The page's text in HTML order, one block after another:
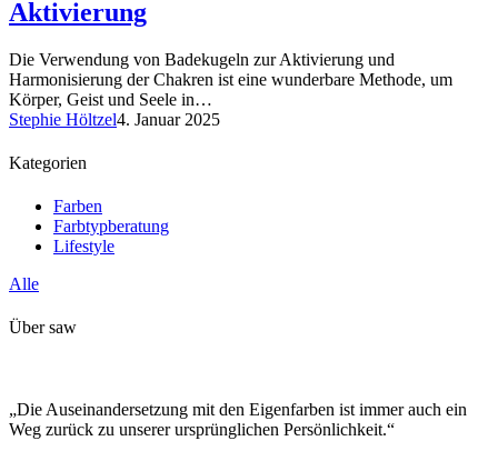
Aktivierung
Die Verwendung von Badekugeln zur Aktivierung und
Harmonisierung der Chakren ist eine wunderbare Methode, um
Körper, Geist und Seele in…
Stephie Höltzel4. Januar 2025
Kategorien
Farben
Farbtypberatung
Lifestyle
Alle
Über saw
„Die Auseinandersetzung mit den Eigenfarben ist immer auch ein
Weg zurück zu unserer ursprünglichen Persönlichkeit.“